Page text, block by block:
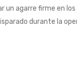
agarre firme en los
durante la